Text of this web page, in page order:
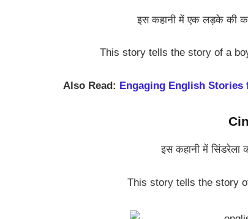
इस कहानी में एक लड़के की
This story tells the story of a
Also Read: Engaging English Stories
इस कहानी में सिंडरेला
This story tells the story